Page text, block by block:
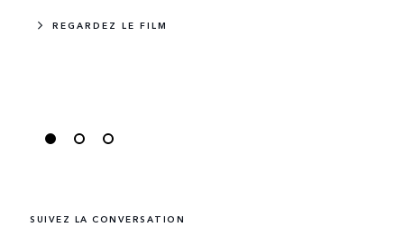
REGARDEZ LE FILM
SUIVEZ LA CONVERSATION